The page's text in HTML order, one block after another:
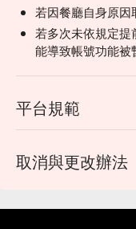
若因餐廳自身原因
若多次未依規定
能導致帳號功能被
平台規範
取消與更改辦法